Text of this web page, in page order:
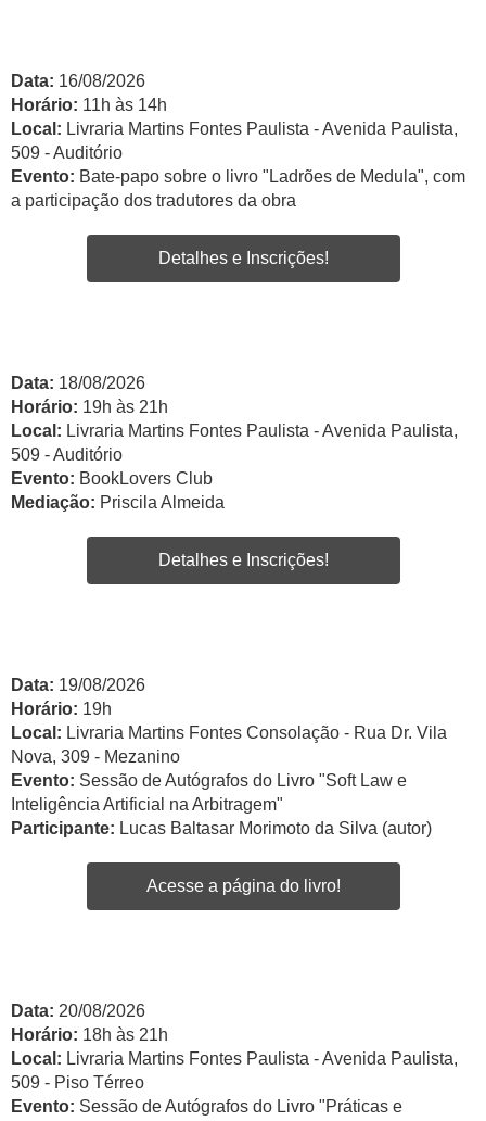
Data: 16/08/2026
Horário: 11h às 14h
Local: Livraria Martins Fontes Paulista - Avenida Paulista,
509 - Auditório
Evento: Bate-papo sobre o livro "Ladrões de Medula", com
a participação dos tradutores da obra
Detalhes e Inscrições!
Data: 18/08/2026
Horário: 19h às 21h
Local: Livraria Martins Fontes Paulista - Avenida Paulista,
509 - Auditório
Evento: BookLovers Club
Mediação: Priscila Almeida
Detalhes e Inscrições!
Data: 19/08/2026
Horário: 19h
Local: Livraria Martins Fontes Consolação - Rua Dr. Vila
Nova, 309 - Mezanino
Evento: Sessão de Autógrafos do Livro "Soft Law e
Inteligência Artificial na Arbitragem"
Participante: Lucas Baltasar Morimoto da Silva (autor)
Acesse a página do livro!
Data: 20/08/2026
Horário: 18h às 21h
Local: Livraria Martins Fontes Paulista - Avenida Paulista,
509 - Piso Térreo
Evento: Sessão de Autógrafos do Livro "Práticas e